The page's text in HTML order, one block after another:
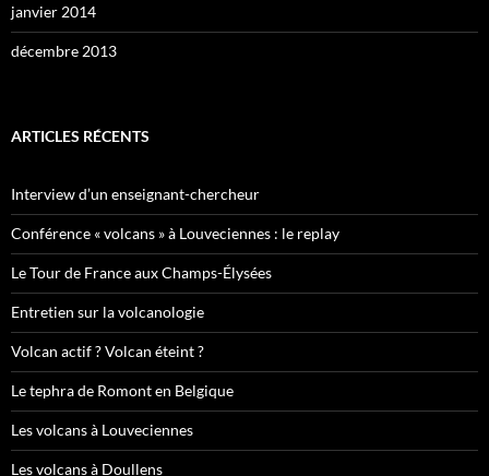
janvier 2014
décembre 2013
ARTICLES RÉCENTS
Interview d’un enseignant-chercheur
Conférence « volcans » à Louveciennes : le replay
Le Tour de France aux Champs-Élysées
Entretien sur la volcanologie
Volcan actif ? Volcan éteint ?
Le tephra de Romont en Belgique
Les volcans à Louveciennes
Les volcans à Doullens